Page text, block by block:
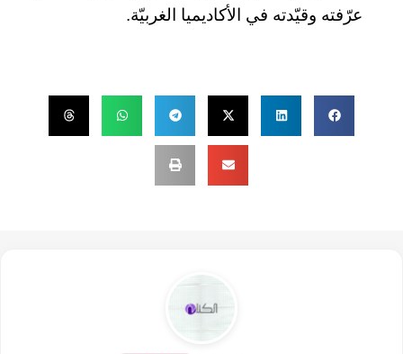
عرّفته وقيّدته في الأكاديميا الغربيّة.